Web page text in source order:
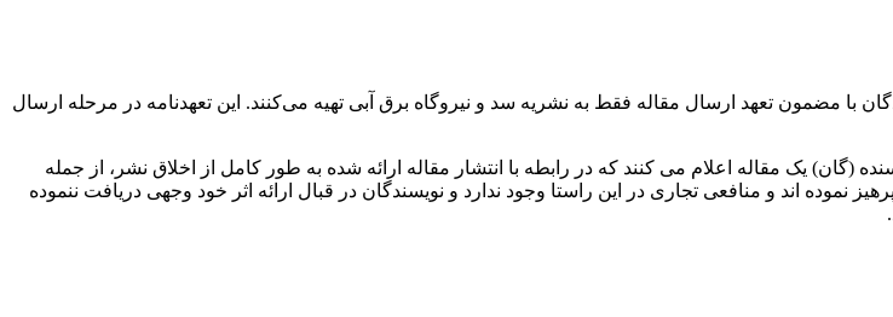
با مضمون تعهد ارسال مقاله فقط به نشریه سد و نیروگاه برق آبی تهیه می‌کنند. این تعهدنامه در مرحله ارسال
(گان) یک مقاله اعلام می‏ کنند که در رابطه با انتشار مقاله ارائه شده به طور کامل از اخلاق نشر، از جمله
نموده ‏اند و منافعی تجاری در این راستا وجود ندارد و نویسندگان در قبال ارائه اثر خود وجهی دریافت ننموده